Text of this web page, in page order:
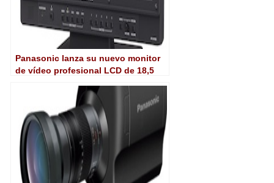
Panasonic lanza su nuevo monitor
de vídeo profesional LCD de 18,5